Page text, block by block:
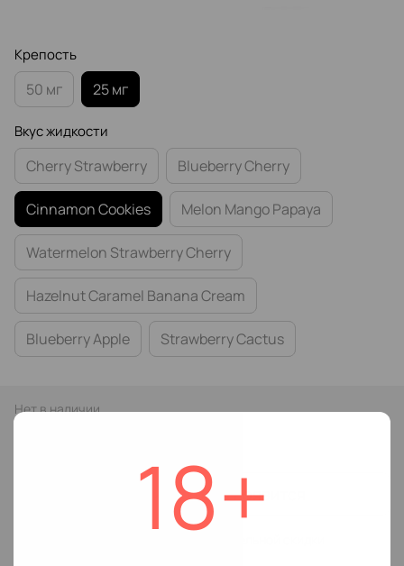
18+
Крепость
50 мг 25 мг
Вкус жидкости
Cherry Strawberry Blueberry Cherry
Cinnamon Cookies Melon Mango Papaya
Watermelon Strawberry Cherry
Hazelnut Caramel Banana Cream
Blueberry Apple Strawberry Cactus
Нет в наличии
Сообщить, когда появится